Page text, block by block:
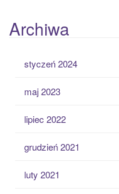
Archiwa
styczeń 2024
maj 2023
lipiec 2022
grudzień 2021
luty 2021